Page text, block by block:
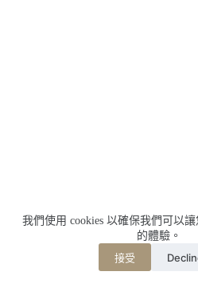
我們使用 cookies 以確保我們可以
的體驗。
接受